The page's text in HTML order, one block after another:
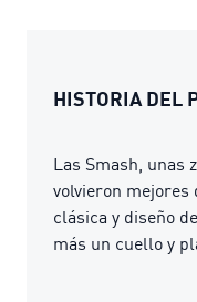
HISTORIA DEL
Las Smash, unas
volvieron mejores
clásica y diseño
más un cuello y